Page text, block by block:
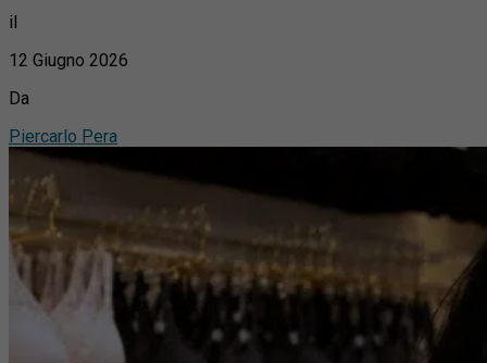
il
12 Giugno 2026
Da
Piercarlo Pera